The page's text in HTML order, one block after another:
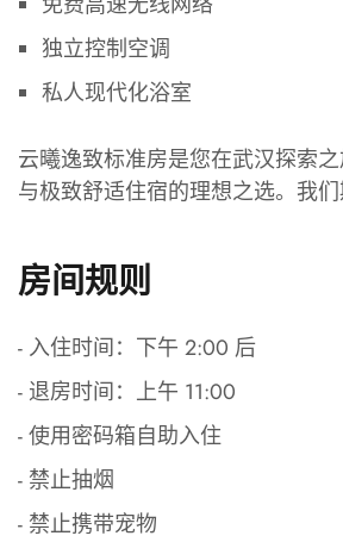
独立控制空调
私人现代化浴室
云曦逸致标准房是您在武汉探索
与极致舒适住宿的理想之选。我们
房间规则
- 入住时间：下午 2:00 后
- 退房时间：上午 11:00
- 使用密码箱自助入住
- 禁止抽烟
- 禁止携带宠物